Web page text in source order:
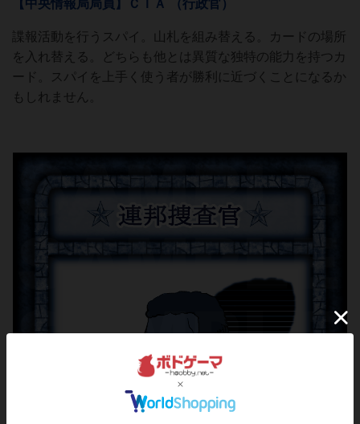
【中央情報局局員】ＣＩＡ （行政官）
諜報活動を行うスパイ。山札を組み替える。カードの場所
を入れ替える。どちらも他とは異質な独特の能力を持つカ
ード。スパイを上手く使う者が勝利に近づくことになるか
もしれません。